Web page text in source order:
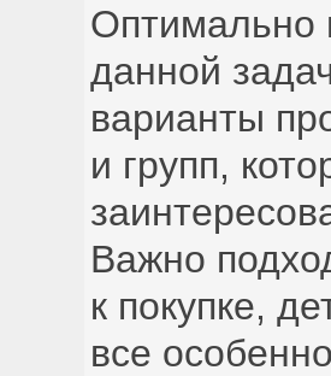
Оптимально
данной
варианты
и групп,
Важно
к покупке,
все